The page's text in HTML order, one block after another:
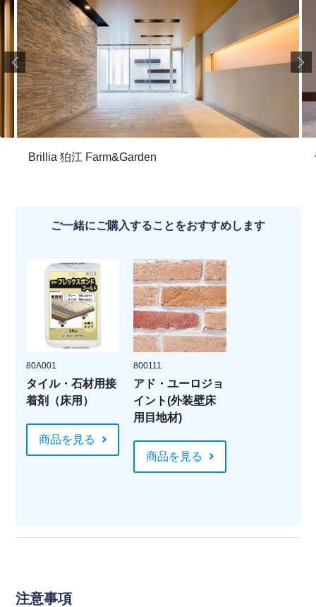
Brillia 狛江 Farm&Garden
ご一緒にご購入することをおすすめします
80A001
タイル・石材用接
着剤（床用）
商品を見る
800111
アド・ユーロジョ
イント(外装壁床
用目地材)
商品を見る
注意事項